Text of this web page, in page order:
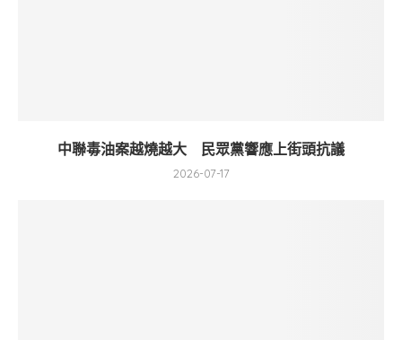
中聯毒油案越燒越大 民眾黨響應上街頭抗議
2026-07-17